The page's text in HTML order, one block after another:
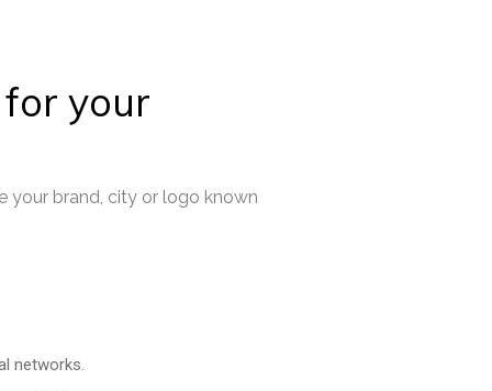
your
brand, city or logo known
networks.